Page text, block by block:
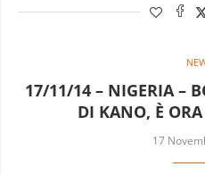
17/11/14 – NIGERIA –
DI KANO, È
17